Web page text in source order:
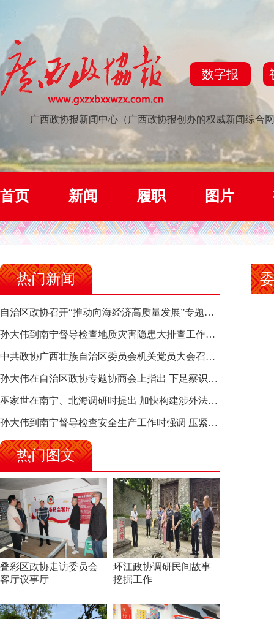
数字报
广西政协报新闻中心（广西政协报创办的权威新闻综合
首页 新闻 履职 图片
热门新闻
自治区政协召开“推动向海经济高质量发展”专题调研座谈会 钱学明出席并讲话
孙大伟到南宁督导检查地质灾害隐患大排查工作时强调 筑牢地质灾害安全防线 全力保障人民群众生命财产安全
中共政协广西壮族自治区委员会机关党员大会召开 选举产生新一届机关党委、机关纪委
孙大伟在自治区政协专题协商会上指出 下足察识谋督之功 恪尽服务大局之责 助推有色金属、关键金属产业高质量发展
巫家世在南宁、北海调研时提出 加快构建涉外法律供给集群 护航向海经济高质量发展
孙大伟到南宁督导检查安全生产工作时强调 压紧压实责任 狠抓隐患整治 坚决筑牢安全生产防线
热门图文
叠彩区政协走访委员会
客厅议事厅
环江政协调研民间故事
挖掘工作